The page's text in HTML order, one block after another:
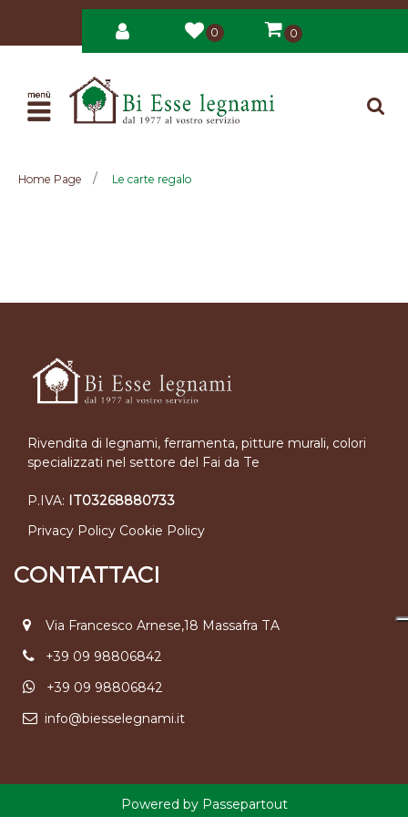
0 0
Open
Home Page Le carte regalo
Rivendita di legnami, ferramenta, pitture murali, colori
specializzati nel settore del Fai da Te
P.IVA: IT03268880733
Privacy Policy Cookie Policy
CONTATTACI
Via Francesco Arnese,18 Massafra TA
+39 09 98806842
+39 09 98806842
info@biesselegnami.it
Powered by Passepartout